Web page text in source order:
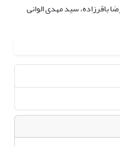
باقرزاده، سید مهدی الوانی